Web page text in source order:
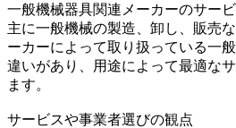
一般機械器具関連メーカーのサー
主に一般機械の製造、卸し、販売
ーカーによって取り扱っている一
違いがあり、用途によって最適な
ます。
サービスや事業者選びの観点